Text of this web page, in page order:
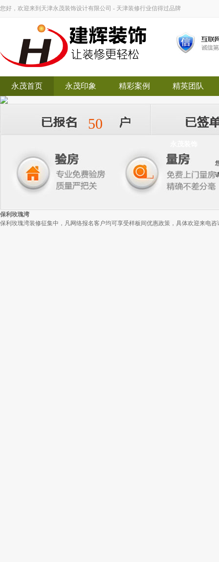
您好，欢迎来到天津永茂装饰设计有限公司 - 天津装修行业信得过品牌
永茂首页 永茂印象 精彩案例 精英团队
50
保利玫瑰湾
保利玫瑰湾装修征集中，凡网络报名客户均可享受样板间优惠政策，具体欢迎来电咨